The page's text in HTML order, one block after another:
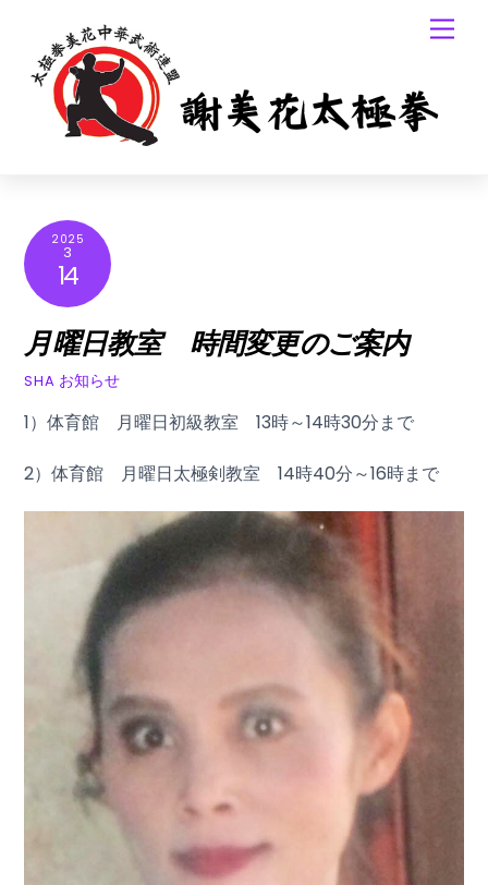
content
2025
3
14
月曜日教室 時間変更のご案内
SHA お知らせ
1）体育館 月曜日初級教室 13時～14時30分まで
2）体育館 月曜日太極剣教室 14時40分～16時まで